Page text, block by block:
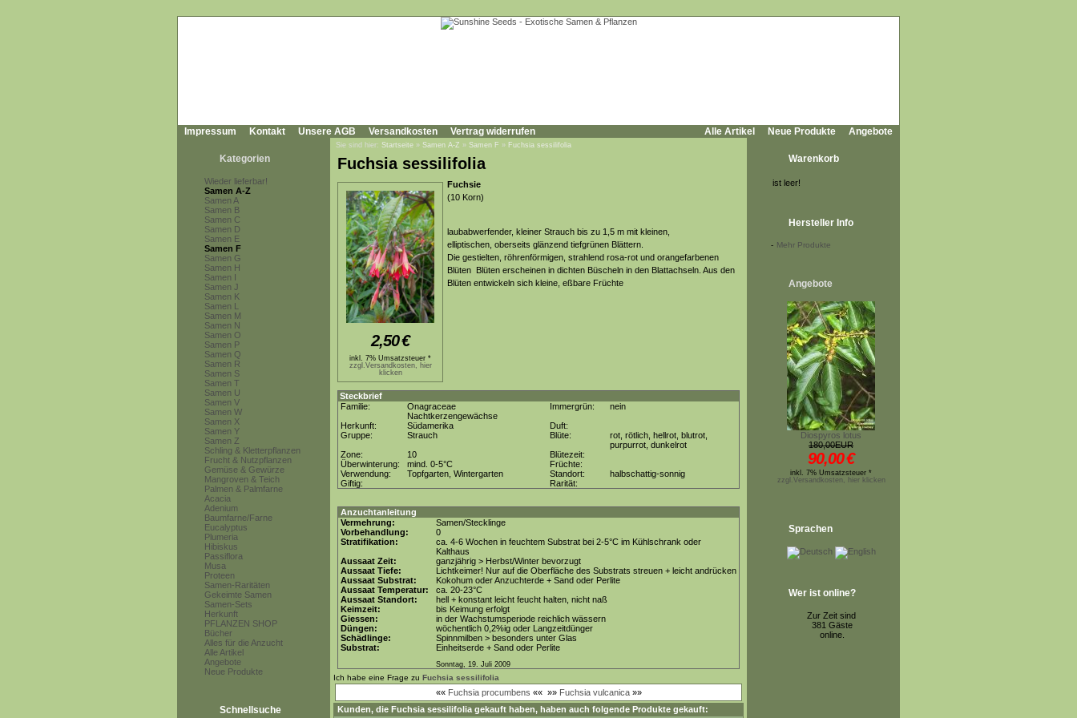
Impressum Kontakt Unsere AGB Versandkosten Vertrag widerrufen Alle Artikel Neue Produkte Angebote
Kategorien
Wieder lieferbar!
Samen A-Z
Samen A
Samen B
Samen C
Samen D
Samen E
Samen F
Samen G
Samen H
Samen I
Samen J
Samen K
Samen L
Samen M
Samen N
Samen O
Samen P
Samen Q
Samen R
Samen S
Samen T
Samen U
Samen V
Samen W
Samen X
Samen Y
Samen Z
Schling & Kletterpflanzen
Frucht & Nutzpflanzen
Gemüse & Gewürze
Mangroven & Teich
Palmen & Palmfarne
Acacia
Adenium
Baumfarne/Farne
Eucalyptus
Plumeria
Hibiskus
Passiflora
Musa
Proteen
Samen-Raritäten
Gekeimte Samen
Samen-Sets
Herkunft
PFLANZEN SHOP
Bücher
Alles für die Anzucht
Alle Artikel
Angebote
Neue Produkte
Schnellsuche
Sie sind hier: Startseite » Samen A-Z » Samen F » Fuchsia sessilifolia
Fuchsia sessilifolia
2,50€
inkl. 7% Umsatzsteuer *
zzgl.Versandkosten, hier
klicken
Fuchsie
(10 Korn)
laubabwerfender, kleiner Strauch bis zu 1,5 m mit kleinen,
elliptischen, oberseits glänzend tiefgrünen Blättern.
Die gestielten, röhrenförmigen, strahlend rosa-rot und orangefarbenen
Blüten Blüten erscheinen in dichten Büscheln in den Blattachseln. Aus den
Blüten entwickeln sich kleine, eßbare Früchte
Steckbrief
Familie:
Onagraceae
Nachtkerzengewächse
Immergrün:
nein
Herkunft:
Südamerika
Duft:
Gruppe:
Strauch Blüte:
rot, rötlich, hellrot, blutrot,
purpurrot, dunkelrot
Zone:
10
Blütezeit:
Überwinterung:
mind. 0-5°C
Früchte:
Verwendung:
Topfgarten, Wintergarten Standort:
halbschattig-sonnig
Giftig:
Rarität:
Anzuchtanleitung
Vermehrung:
Samen/Stecklinge
Vorbehandlung:
0
Stratifikation:
ca. 4-6 Wochen in feuchtem Substrat bei 2-5°C im Kühlschrank oder
Kalthaus
Aussaat Zeit:
ganzjährig > Herbst/Winter bevorzugt
Aussaat Tiefe:
Lichtkeimer! Nur auf die Oberfläche des Substrats streuen + leicht andrücken
Aussaat Substrat:
Kokohum oder Anzuchterde + Sand oder Perlite
Aussaat Temperatur:
ca. 20-23°C
Aussaat Standort:
hell + konstant leicht feucht halten, nicht naß
Keimzeit:
bis Keimung erfolgt
Giessen:
in der Wachstumsperiode reichlich wässern
Düngen:
wöchentlich 0,2%ig oder Langzeitdünger
Schädlinge:
Spinnmilben > besonders unter Glas
Substrat:
Einheitserde + Sand oder Perlite
Sonntag, 19. Juli 2009
Ich habe eine Frage zu Fuchsia sessilifolia
«« Fuchsia procumbens «« »» Fuchsia vulcanica»»
Kunden, die Fuchsia sessilifolia gekauft haben, haben auch folgende Produkte gekauft:
Warenkorb
ist leer!
Hersteller Info
- Mehr Produkte
Angebote
Diospyros lotus
180,00EUR
90,00€
inkl. 7% Umsatzsteuer *
zzgl.Versandkosten, hier klicken
Sprachen
Wer ist online?
Zur Zeit sind
381 Gäste
online.